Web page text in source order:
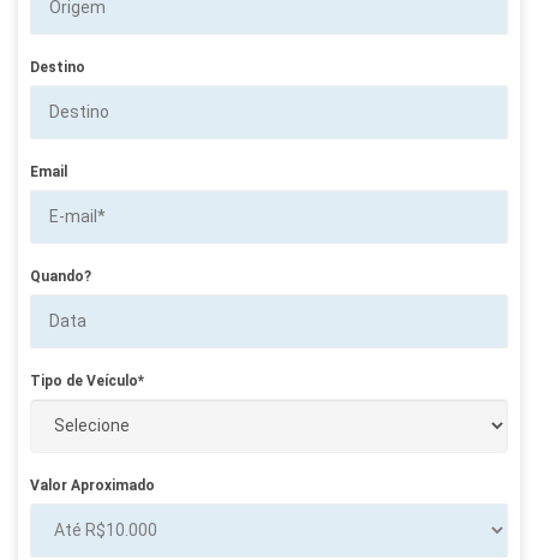
Destino
Email
Quando?
Tipo de Veículo*
Valor Aproximado